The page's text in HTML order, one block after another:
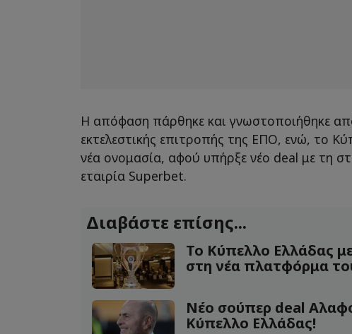
Η απόφαση πάρθηκε και γνωστοποιήθηκε
εκτελεστικής επιτροπής της ΕΠΟ, ενώ, το
νέα ονομασία, αφού υπήρξε νέο deal με τη
εταιρία Superbet.
Διαβάστε επίσης...
Το Κύπελλο Ελλάδας
στη νέα πλατφόρμα
Νέο σούπερ deal
Κύπελλο Ελλάδας!